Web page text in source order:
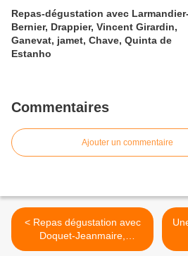
Repas-dégustation avec Larmandier-
Bernier, Drappier, Vincent Girardin,
Ganevat, jamet, Chave, Quinta de
Estanho
Commentaires
Ajouter un commentaire
< Repas dégustation avec
Doquet-Jeanmaire,
Moncuit, Olivier Pithon,